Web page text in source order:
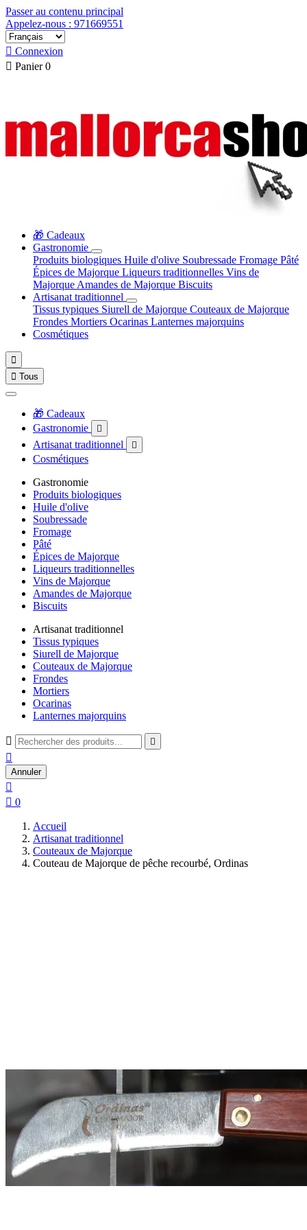
Passer au contenu principal
Appelez-nous : 971669551
 Connexion
 Panier 0
🎁 Cadeaux
Gastronomie
Produits biologiques Huile d'olive Soubressade Fromage Pâté
Épices de Majorque Liqueurs traditionnelles Vins de
Majorque Amandes de Majorque Biscuits
Artisanat traditionnel
Tissus typiques Siurell de Majorque Couteaux de Majorque
Frondes Mortiers Ocarinas Lanternes majorquins
Cosmétiques

 Tous
🎁 Cadeaux
Gastronomie

Artisanat traditionnel 
Cosmétiques
Gastronomie
Produits biologiques
Huile d'olive
Soubressade
Fromage
Pâté
Épices de Majorque
Liqueurs traditionnelles
Vins de Majorque
Amandes de Majorque
Biscuits
Artisanat traditionnel
Tissus typiques
Siurell de Majorque
Couteaux de Majorque
Frondes
Mortiers
Ocarinas
Lanternes majorquins
 

Annuler

 0
Accueil
Artisanat traditionnel
Couteaux de Majorque
Couteau de Majorque de pêche recourbé, Ordinas